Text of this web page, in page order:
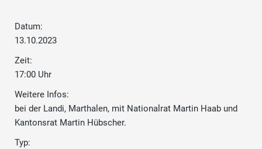
Datum:
13.10.2023
Zeit:
17:00 Uhr
Weitere Infos:
bei der Landi, Marthalen, mit Nationalrat Martin Haab und
Kantonsrat Martin Hübscher.
Typ: